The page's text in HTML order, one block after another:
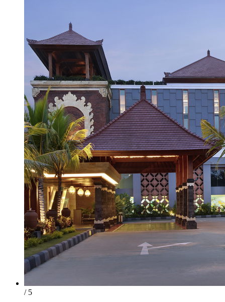
/ 5